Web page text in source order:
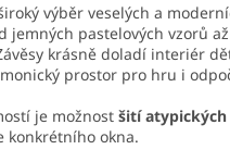
výběr veselých a
jemných pastelových vzorů
krásně doladí interiér
prostor pro hru i
je možnost šití
konkrétního okna.